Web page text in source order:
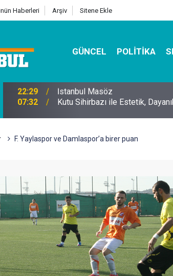
Haberleri Arşiv Sitene Ekle
GÜNCEL POLITIKA
07:32 Kutu Sihirbazı ile Estetik,
F. Yaylaspor ve Damlaspor’a birer puan